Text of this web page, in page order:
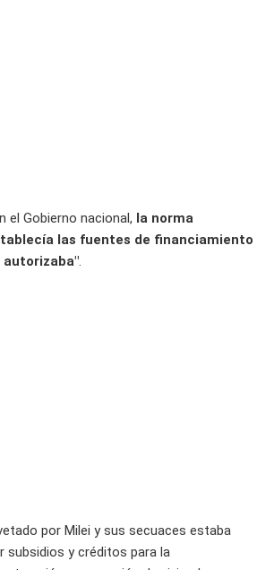
el Gobierno nacional, la norma
las fuentes de financiamiento
autorizaba".
por Milei y sus secuaces estaba
subsidios y créditos para la